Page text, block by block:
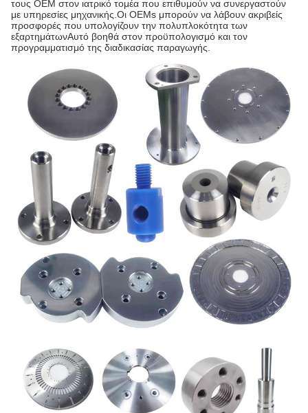
τους OEM στον ιατρικό τομέα που επιθυμούν να συνεργαστούν
με υπηρεσίες μηχανικής.Οι OEMs μπορούν να λάβουν ακριβείς
προσφορές που υπολογίζουν την πολυπλοκότητα των
εξαρτημάτωνΑυτό βοηθά στον προϋπολογισμό και τον
προγραμματισμό της διαδικασίας παραγωγής.